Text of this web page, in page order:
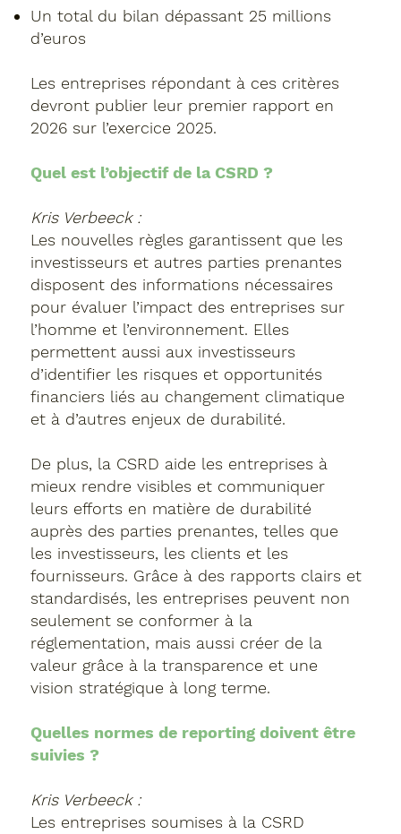
Un total du bilan dépassant 25 millions
d’euros
Les entreprises répondant à ces critères
devront publier leur premier rapport en
2026 sur l’exercice 2025.
Quel est l’objectif de la CSRD ?
Kris Verbeeck :
Les nouvelles règles garantissent que les
investisseurs et autres parties prenantes
disposent des informations nécessaires
pour évaluer l’impact des entreprises sur
l’homme et l’environnement. Elles
permettent aussi aux investisseurs
d’identifier les risques et opportunités
financiers liés au changement climatique
et à d’autres enjeux de durabilité.
De plus, la CSRD aide les entreprises à
mieux rendre visibles et communiquer
leurs efforts en matière de durabilité
auprès des parties prenantes, telles que
les investisseurs, les clients et les
fournisseurs. Grâce à des rapports clairs et
standardisés, les entreprises peuvent non
seulement se conformer à la
réglementation, mais aussi créer de la
valeur grâce à la transparence et une
vision stratégique à long terme.
Quelles normes de reporting doivent être
suivies ?
Kris Verbeeck :
Les entreprises soumises à la CSRD